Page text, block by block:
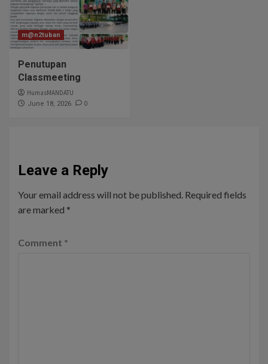
m@n2tuban
Penutupan
Classmeeting
HumasMANDATU
June 18, 2026 0
Leave a Reply
Your email address will not be published. Required fields
are marked *
Comment *